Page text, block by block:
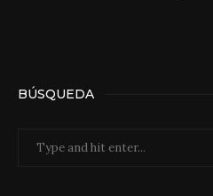
BÚSQUEDA